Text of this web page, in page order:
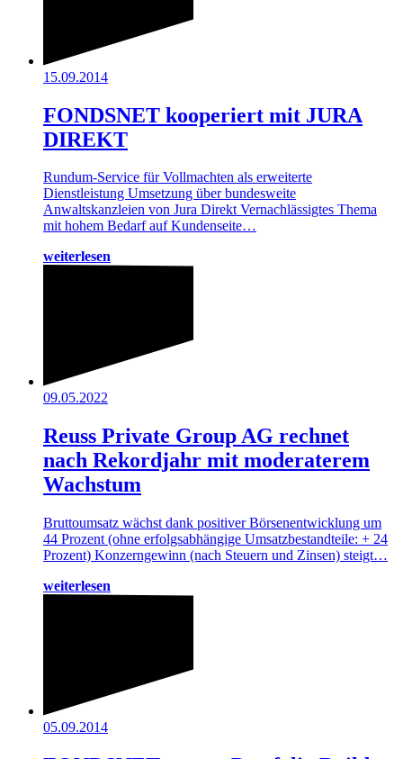
15.09.2014
FONDSNET kooperiert mit JURA
DIREKT
Rundum-Service für Vollmachten als erweiterte
Dienstleistung Umsetzung über bundesweite
Anwaltskanzleien von Jura Direkt Vernachlässigtes Thema
mit hohem Bedarf auf Kundenseite…
weiterlesen
09.05.2022
Reuss Private Group AG rechnet
nach Rekordjahr mit moderaterem
Wachstum
Bruttoumsatz wächst dank positiver Börsenentwicklung um
44 Prozent (ohne erfolgsabhängige Umsatzbestandteile: + 24
Prozent) Konzerngewinn (nach Steuern und Zinsen) steigt…
weiterlesen
05.09.2014